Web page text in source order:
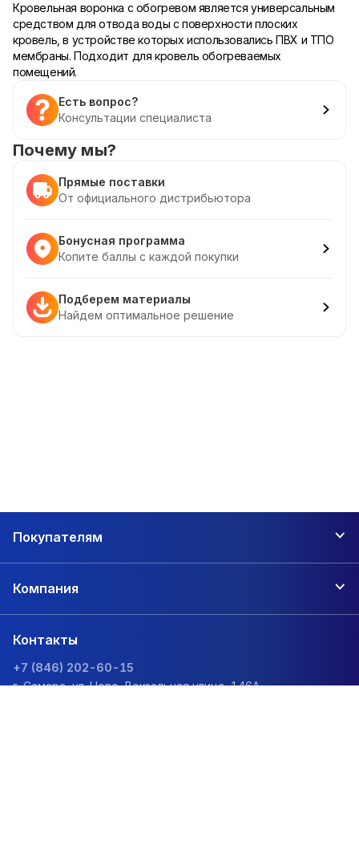
Кровельная воронка с обогревом является универсальным
средством для отвода воды с поверхности плоских
кровель, в устройстве которых использовались ПВХ и ТПО
мембраны. Подходит для кровель обогреваемых
помещений.
Есть вопрос?
Консультации специалиста
Почему мы?
Прямые поставки
От официального дистрибьютора
Бонусная программа
Копите баллы с каждой покупки
Подберем материалы
Найдем оптимальное решение
Покупателям
Компания
Контакты
+7 (846) 202-60-15
г. Самара, ул. Ново-Вокзальная улица, 146А